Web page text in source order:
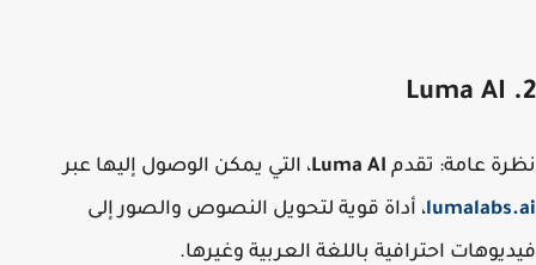
عامة: تقدمLuma AI، التي يمكن الوصول إليها عبر
، أداة قوية لتحويل النصوص والصور إلى
احترافية باللغة العربية وغيرها.